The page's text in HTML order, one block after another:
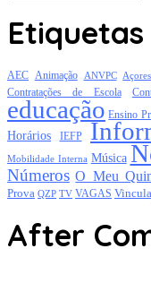
Etiquetas
AEC Animação ANVPC Açores
Contratações de Escola
educação Ensino
Horários IEFP
Mobilidade Interna Música
Números O Meu
Prova QZP TV VAGAS
After